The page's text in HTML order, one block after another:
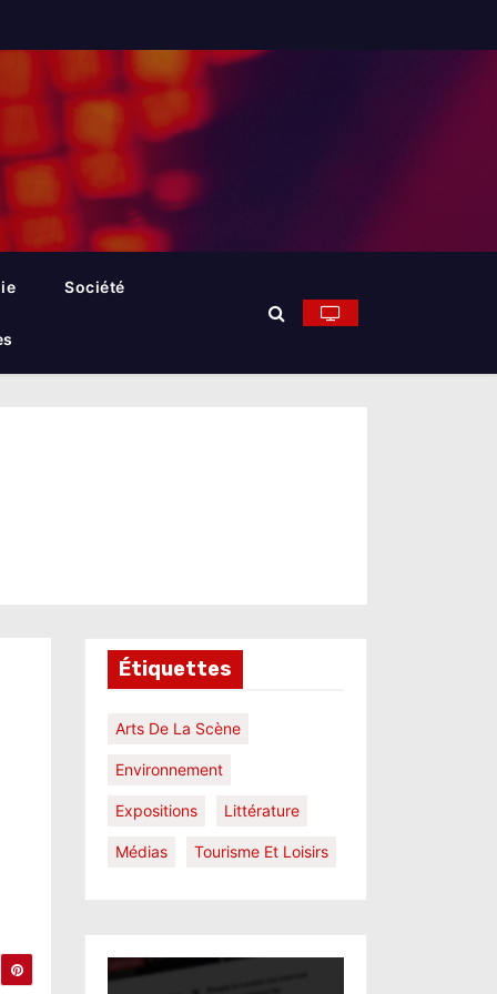
Société
Étiquettes
Arts De La Scène
Environnement
Expositions Littérature
Médias Tourisme Et Loisirs